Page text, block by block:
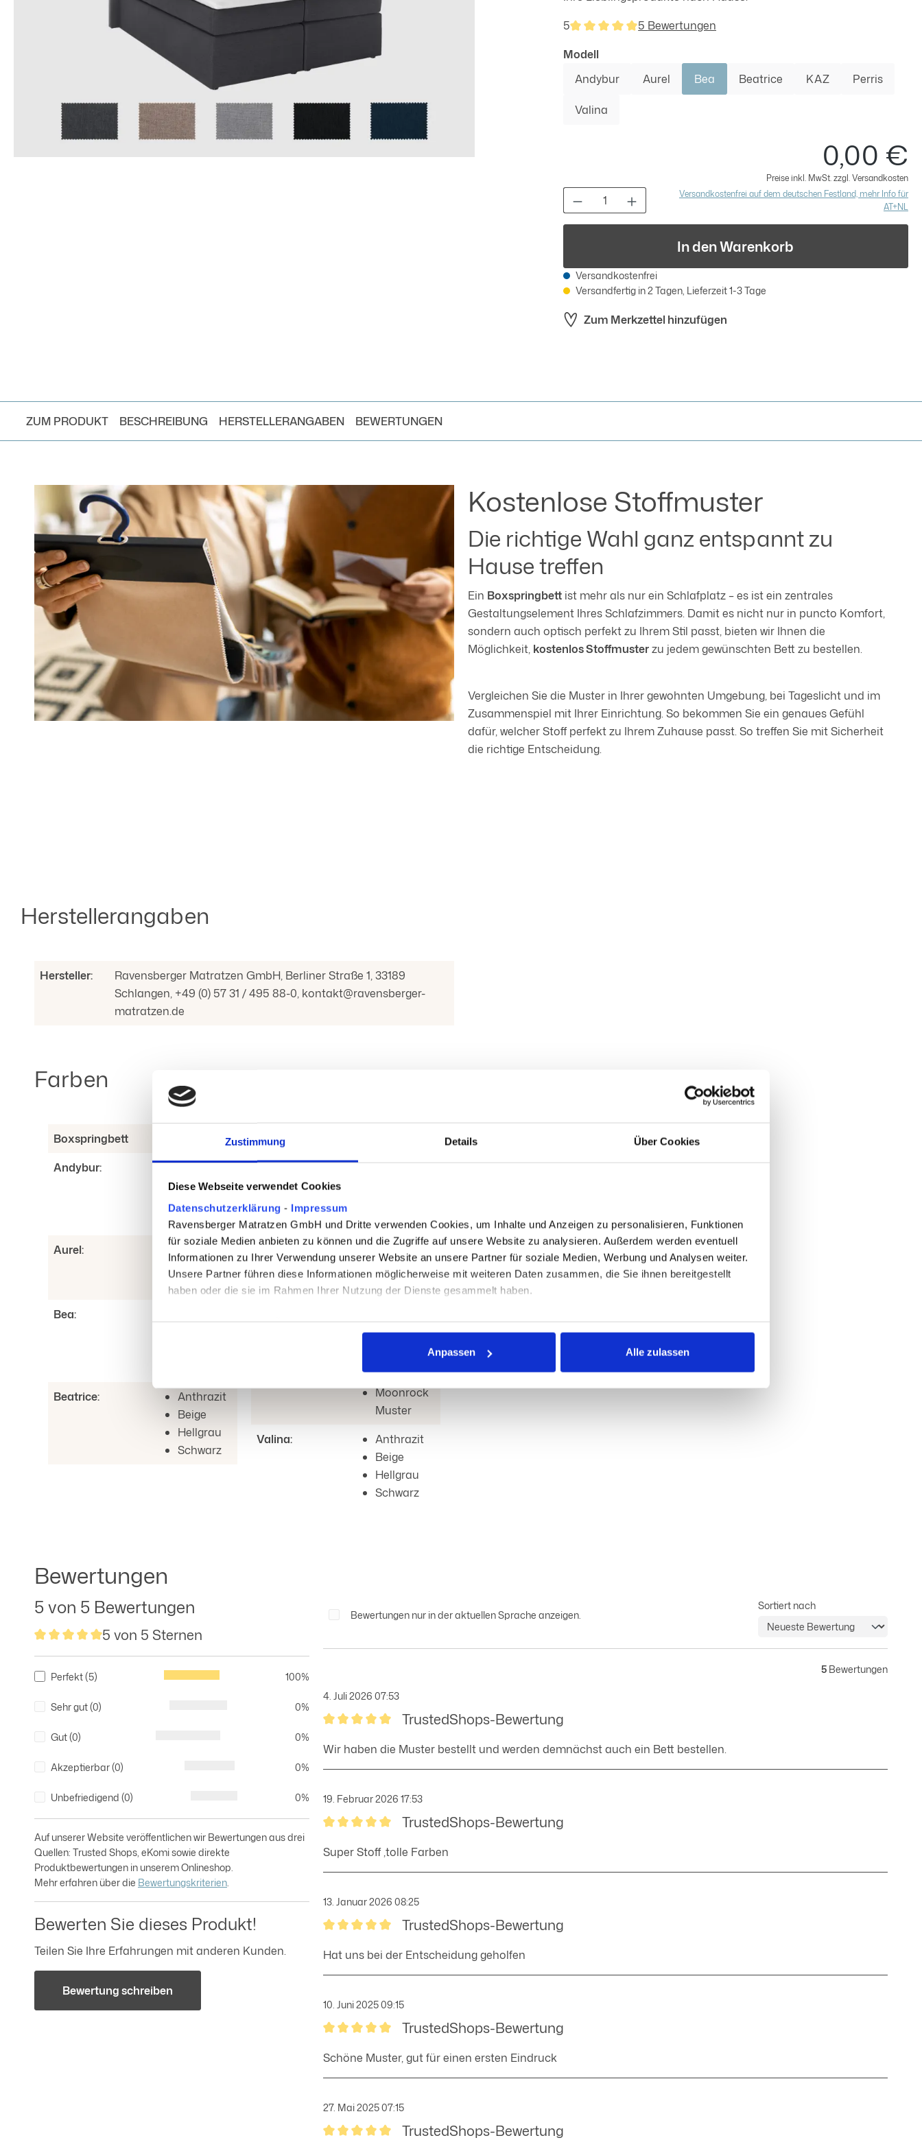
Zustimmung Details Über Cookies
Diese Webseite verwendet Cookies
Datenschutzerklärung - Impressum
Ravensberger Matratzen GmbH und Dritte verwenden Cookies, um Inhalte und Anzeigen zu personalisieren, Funktionen
für soziale Medien anbieten zu können und die Zugriffe auf unsere Website zu analysieren. Außerdem werden eventuell
Informationen zu Ihrer Verwendung unserer Website an unsere Partner für soziale Medien, Werbung und Analysen weiter.
Unsere Partner führen diese Informationen möglicherweise mit weiteren Daten zusammen, die Sie ihnen bereitgestellt
haben oder die sie im Rahmen Ihrer Nutzung der Dienste gesammelt haben.
Dabei kann auch eine Übermittlung Ihrer personenbezogenen Daten in ein Drittland ohne Angemessenheitsbeschluss oder
Datenschutzhinweisen unter dem Abschnitt „Drittlandtransfer“. Indem Sie auf „Alle zulassen“ klicken, willigen Sie in die
oben beschriebene Verarbeitung und auch in die Datenübermittlung an Drittländer ausdrücklich ein. Sie können Ihre
Einwilligung jederzeit von der Cookie-Erklärung auf unserer Website ändern oder widerrufen.
Anpassen Alle zulassen
5
5 Bewertungen
Modellauswählen
Andybur
Aurel Bea Beatrice KAZ Perris
Valina
Produkt Anzahl: Gib den gewünschten Wert
0,00 €
Preise inkl. MwSt. zzgl. Versandkosten
Versandkostenfrei auf dem deutschen Festland, mehr Info für
AT+NL
In den Warenkorb
Versandkostenfrei
Versandfertig in 2 Tagen, Lieferzeit 1-3 Tage
Zum Merkzettel hinzufügen
ZUM PRODUKT BESCHREIBUNG HERSTELLERANGABEN BEWERTUNGEN
Kostenlose Stoffmuster
Die richtige Wahl ganz entspannt zu
Hause treffen
Ein Boxspringbett ist mehr als nur ein Schlafplatz – es ist ein zentrales
Gestaltungselement Ihres Schlafzimmers. Damit es nicht nur in puncto Komfort,
sondern auch optisch perfekt zu Ihrem Stil passt, bieten wir Ihnen die
Möglichkeit, kostenlos Stoffmusterzu jedem gewünschten Bett zu bestellen.
Vergleichen Sie die Muster in Ihrer gewohnten Umgebung, bei Tageslicht und im
Zusammenspiel mit Ihrer Einrichtung. So bekommen Sie ein genaues Gefühl
dafür, welcher Stoff perfekt zu Ihrem Zuhause passt. So treffen Sie mit Sicherheit
die richtige Entscheidung.
Herstellerangaben
Hersteller:
Ravensberger Matratzen GmbH, Berliner Straße 1, 33189
Schlangen, +49 (0) 57 31 / 495 88-0, kontakt@ravensberger-
matratzen.de
Farben
Boxspringbett
Andybur:
Anthrazit
Beige
Hellgrau
Schwarz
Aurel:
Anthrazit
Hellgrau
Bea:
Beatrice:
Anthrazit
Beige
Hellgrau
Schwarz
Boxspringbett
KAZ:
Anthrazit
Perris:
Anthrazit
Anthrazit
Muster
Beige
Muster
Muster
Moonrock
Muster
Valina:
Anthrazit
Beige
Hellgrau
Schwarz
Bewertungen
5 von 5 Bewertungen
Durchschnittliche Bewertung von 5 von 5 Sternen
5 von 5 Sternen
Filter nach Punkten der Bewertung
Perfekt (5) 100%
Sehr gut (0) 0%
Gut (0) 0%
Akzeptierbar (0) 0%
Unbefriedigend (0) 0%
Auf unserer Website veröffentlichen wir Bewertungen aus drei
Quellen: Trusted Shops, eKomi sowie direkte
Produktbewertungen in unserem Onlineshop.
Mehr erfahren über die Bewertungskriterien
Bewerten Sie dieses Produkt!
Teilen Sie Ihre Erfahrungen mit anderen Kunden.
Bewertung schreiben
Bewertungen nur in der aktuellen Sprache anzeigen.
Sortiert nach
5 Bewertungen
4. Juli 2026 07:53
TrustedShops-Bewertung
Wir haben die Muster bestellt und werden demnächst auch ein Bett bestellen.
19. Februar 2026 17:53
TrustedShops-Bewertung
Super Stoff ,tolle Farben
13. Januar 2026 08:25
TrustedShops-Bewertung
Hat uns bei der Entscheidung geholfen
10. Juni 2025 09:15
TrustedShops-Bewertung
Schöne Muster, gut für einen ersten Eindruck
27. Mai 2025 07:15
TrustedShops-Bewertung